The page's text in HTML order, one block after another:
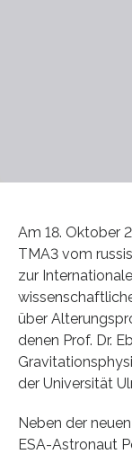
Am 18. Oktober
TMA3 vom
zur
über
denen Prof. Dr.
der Universität
Neben der
ESA-Astronaut